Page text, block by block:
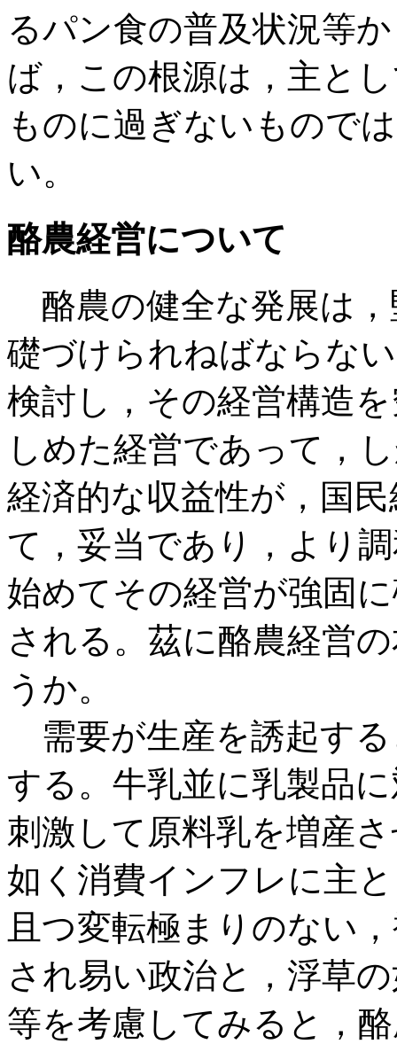
るパン食の普及状況等
ば，この根源は，主と
ものに過ぎないもので
い。
酪農経営について
酪農の健全な発展は
礎づけられねばならな
検討し，その経営構造
しめた経営であって，
経済的な収益性が，国
て，妥当であり，より
始めてその経営が強固
される。茲に酪農経営
うか。
需要が生産を誘起す
する。牛乳並に乳製品
刺激して原料乳を増産
如く消費インフレに主
且つ変転極まりのない
され易い政治と，浮草
等を考慮してみると，